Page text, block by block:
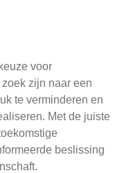
voor
zijn naar een
te verminderen en
Met de juiste
beslissing